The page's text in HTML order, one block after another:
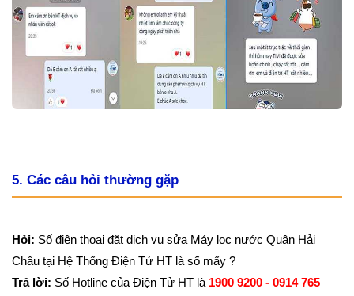
5. Các câu hỏi thường gặp
Hỏi: Số điện thoại đặt dịch vụ sửa Máy lọc nước Quận Hải
Châu tại Hệ Thống Điện Tử HT là số mấy ?
Trả lời: Số Hotline của Điện Tử HT là 1900 9200 - 0914 765